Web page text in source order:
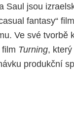
Saul jsou
fantasy“
Ve své tvorbě
Turning,
produkční